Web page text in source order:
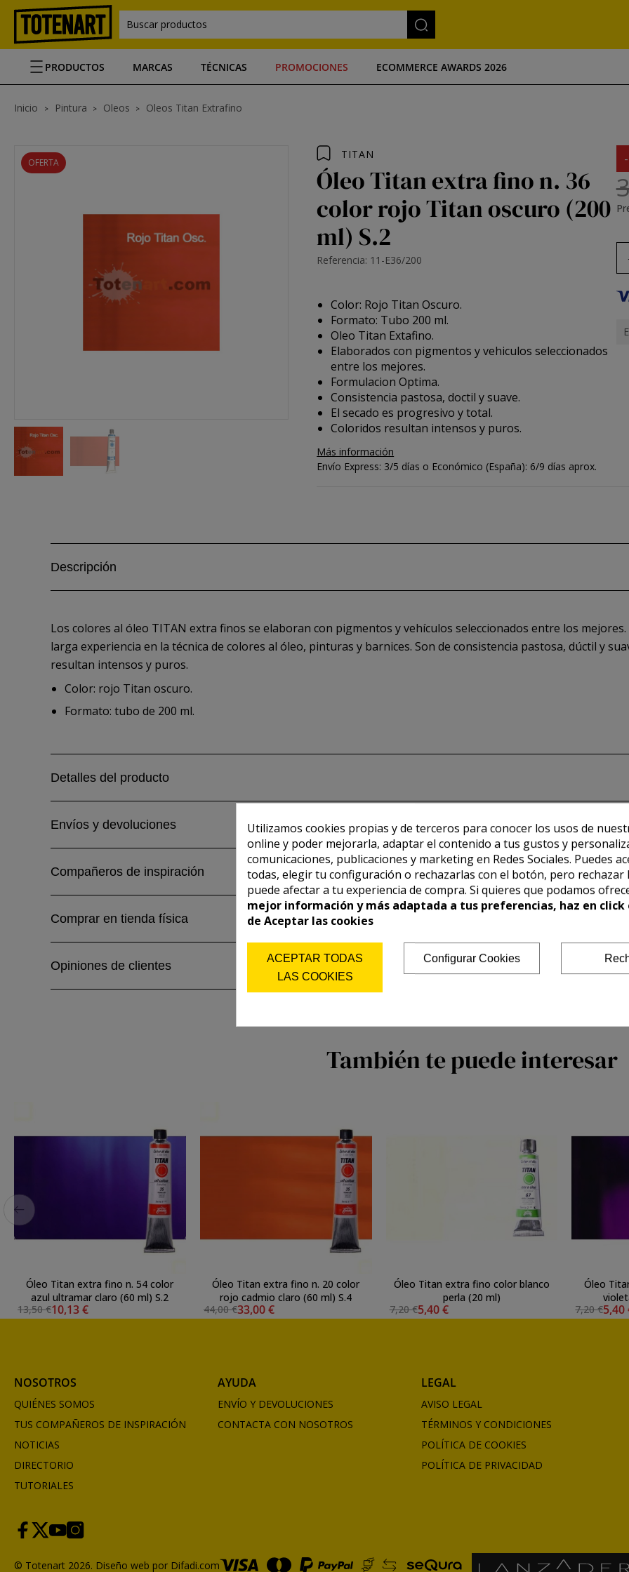
Buscar productos
PRODUCTOS MARCAS TÉCNICAS PROMOCIONES ECOMMERCE AWARDS 2026
Inicio Pintura Oleos Oleos Titan Extrafino
OFERTA
TITAN
Óleo Titan extra fino n. 36
color rojo Titan oscuro (200
ml) S.2
Referencia: 11-E36/200
Color: Rojo Titan Oscuro.
Formato: Tubo 200 ml.
Oleo Titan Extafino.
Elaborados con pigmentos y vehiculos seleccionados
entre los mejores.
Formulacion Optima.
Consistencia pastosa, doctil y suave.
El secado es progresivo y total.
Coloridos resultan intensos y puros.
Más información
Envío Express: 3/5 días o Económico (España): 6/9 días aprox.
Descripción
Los colores al óleo TITAN extra finos se elaboran con pigmentos y vehículos seleccionados entre los
larga experiencia en la técnica de colores al óleo, pinturas y barnices. Son de consistencia pastosa, dúctil y
resultan intensos y puros.
Color: rojo Titan oscuro.
Formato: tubo de 200 ml.
Detalles del producto
Envíos y devoluciones
Compañeros de inspiración
Comprar en tienda física
Opiniones de clientes
También te puede interesar
Óleo Titan extra fino n. 54 color
azul ultramar claro (60 ml) S.2
13,50 €10,13 €
Óleo Titan extra fino n. 20 color
rojo cadmio claro (60 ml) S.4
44,00 €33,00 €
Óleo Titan extra fino color blanco
perla (20 ml)
7,20 €5,40 €
Óleo
7,20 €5,40
NOSOTROS
QUIÉNES SOMOS
TUS COMPAÑEROS DE INSPIRACIÓN
NOTICIAS
DIRECTORIO
TUTORIALES
AYUDA
ENVÍO Y DEVOLUCIONES
CONTACTA CON NOSOTROS
LEGAL
AVISO LEGAL
TÉRMINOS Y CONDICIONES
POLÍTICA DE COOKIES
POLÍTICA DE PRIVACIDAD
© Totenart 2026. Diseño web por Difadi.com
Utilizamos cookies propias y de terceros para conocer los usos de
online y poder mejorarla, adaptar el contenido a tus gustos y
comunicaciones, publicaciones y marketing en Redes Sociales. Puedes
todas, elegir tu configuración o rechazarlas con el botón, pero rechazar
puede afectar a tu experiencia de compra. Si quieres que podamos
mejor información y más adaptada a tus preferencias, haz en click
de Aceptar las cookies
ACEPTAR TODAS
LAS COOKIES
Configurar Cookies